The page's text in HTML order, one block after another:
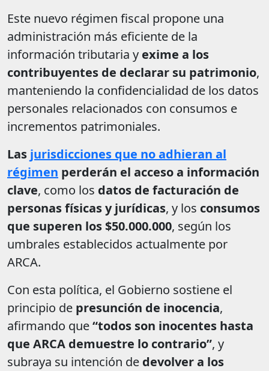
Este nuevo régimen fiscal propone una
administración más eficiente de la
información tributaria y exime a los
contribuyentes de declarar su patrimonio,
manteniendo la confidencialidad de los datos
personales relacionados con consumos e
incrementos patrimoniales.
Las jurisdicciones que no adhieran al
régimen perderán el acceso a información
clave, como los datos de facturación de
personas físicas y jurídicas, y los consumos
que superen los $50.000.000, según los
umbrales establecidos actualmente por
ARCA.
Con esta política, el Gobierno sostiene el
principio de presunción de inocencia,
afirmando que“todos son inocentes hasta
que ARCA demuestre lo contrario”, y
subraya su intención de devolver a los